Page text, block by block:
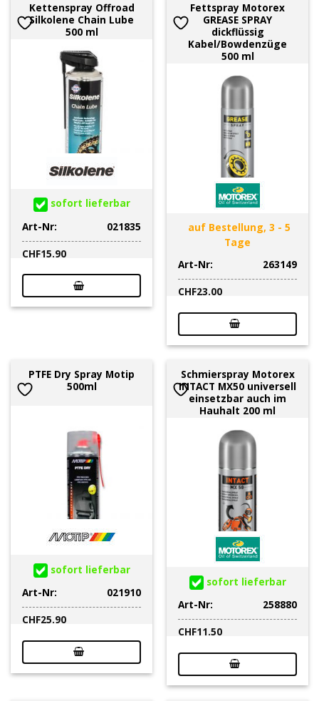
Kettenspray Offroad
Silkolene Chain Lube
500 ml
sofort lieferbar
Art-Nr:
021835
CHF15.90
Fettspray Motorex
GREASE SPRAY
dickflüssig
Kabel/Bowdenzüge
500 ml
auf Bestellung, 3 - 5
Tage
Art-Nr:
263149
CHF23.00
PTFE Dry Spray Motip
500ml
sofort lieferbar
Art-Nr:
021910
CHF25.90
Schmierspray Motorex
INTACT MX50 universell
einsetzbar auch im
Hauhalt 200 ml
sofort lieferbar
Art-Nr:
258880
CHF11.50